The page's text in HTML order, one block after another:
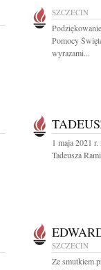
SZCZECIN
Pomocy
wyrazami...
1 maja 2021
Tadeusza
SZCZECIN
Ze smutkiem